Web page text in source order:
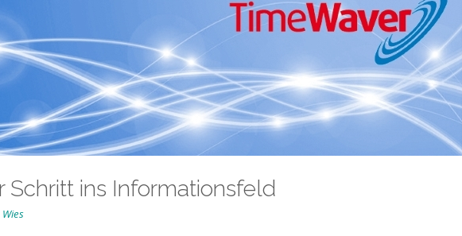
Schritt ins Informationsfeld